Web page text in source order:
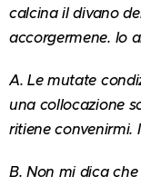
calcina il divano
accorgermene. Io
A. Le mutate
una collocazione
ritiene convenirmi.
B. Non mi dica